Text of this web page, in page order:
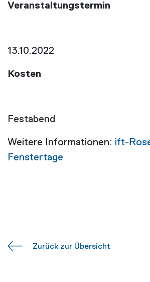
Veranstaltungstermin
12.
13.10.2022
Kosten
€ 849.00
Festabend
Weitere Informationen: ift-
Fenstertage
Zurück zur Übersicht